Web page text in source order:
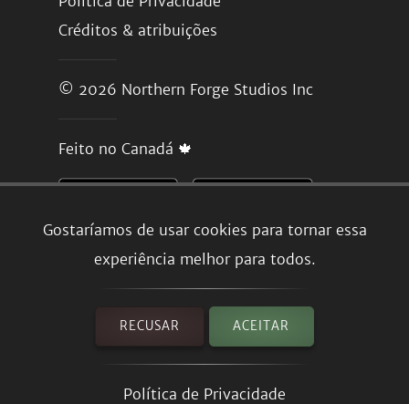
Gostaríamos de usar cookies para tornar essa
experiência melhor para todos.
RECUSAR ACEITAR
Política de Privacidade
Créditos & atribuições
© 2026 Northern Forge Studios Inc
Feito no Canadá 🍁